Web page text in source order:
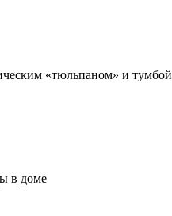
«тюльпаном» и тумбой
в доме